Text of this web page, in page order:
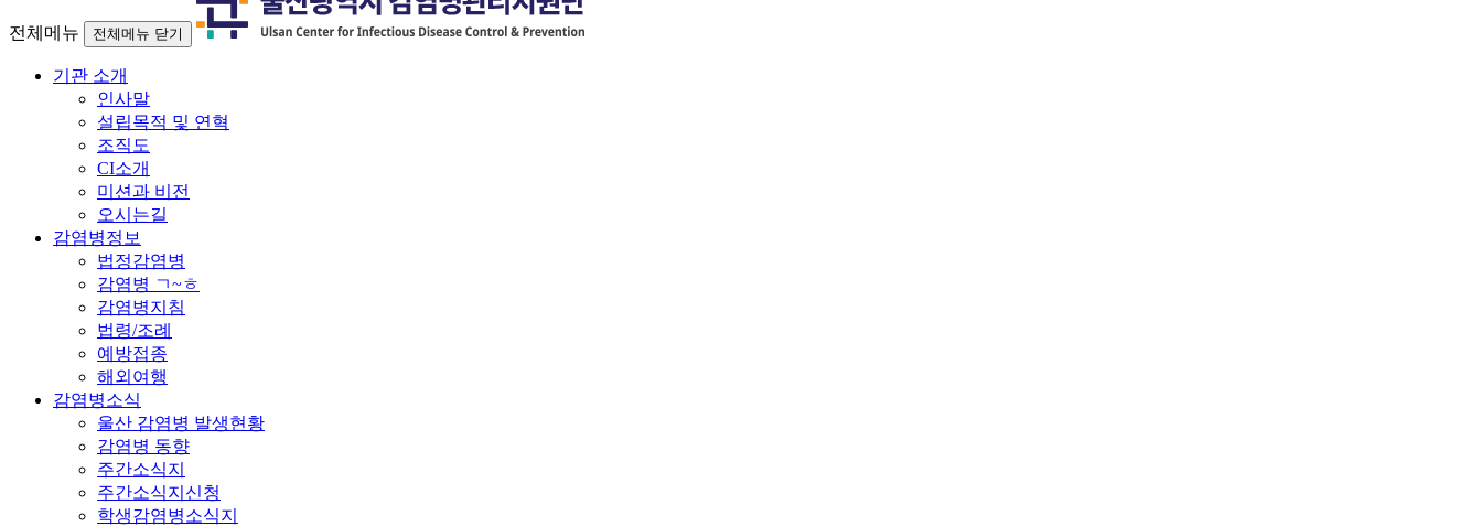
전체메뉴 전체메뉴 닫기
기관 소개
인사말
설립목적 및 연혁
조직도
CI소개
미션과 비전
오시는길
감염병정보
법정감염병
감염병 ㄱ~ㅎ
감염병지침
법령/조례
예방접종
해외여행
감염병소식
울산 감염병 발생현황
감염병 동향
주간소식지
주간소식지신청
학생감염병소식지